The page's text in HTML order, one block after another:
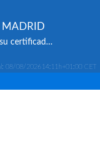
08/08/202614:11h+01:00 CET
MADRID
digital